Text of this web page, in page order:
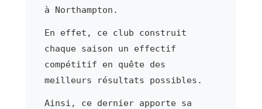
à Northampton.
En effet, ce club construit
chaque saison un effectif
compétitif en quête des
meilleurs résultats possibles.
Ainsi, ce dernier apporte sa